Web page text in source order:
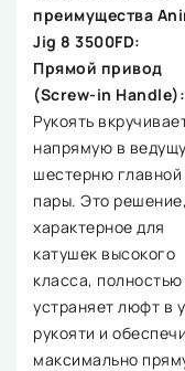
преимущества
Jig 8 3500FD:
Прямой привод
(Screw-in Handle):
Рукоять
напрямую в
шестерню главной
пары. Это решение,
характерное для
катушек высокого
класса, полностью
устраняет люфт в
рукояти и
максимально